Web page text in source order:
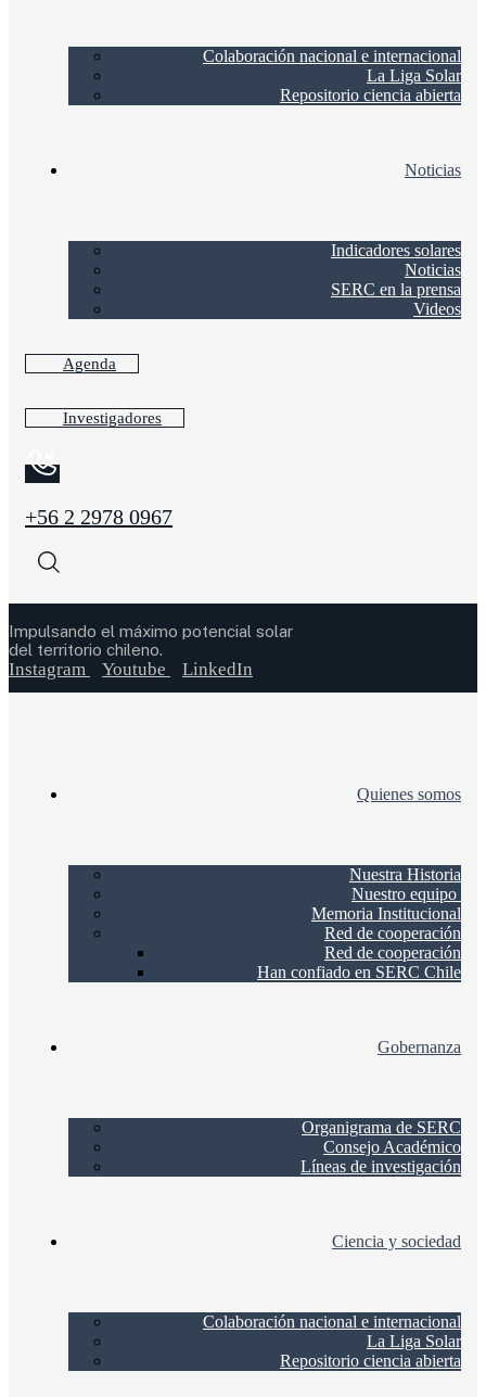
Colaboración nacional e internacional
La Liga Solar
Repositorio ciencia abierta
Noticias
Indicadores solares
Noticias
SERC en la prensa
Videos
Agenda
Investigadores
+56 2 2978 0967
Impulsando el máximo potencial solar
del territorio chileno.
Instagram Youtube LinkedIn
Quienes somos
Nuestra Historia
Nuestro equipo
Memoria Institucional
Red de cooperación
Red de cooperación
Han confiado en SERC Chile
Gobernanza
Organigrama de SERC
Consejo Académico
Líneas de investigación
Ciencia y sociedad
Colaboración nacional e internacional
La Liga Solar
Repositorio ciencia abierta